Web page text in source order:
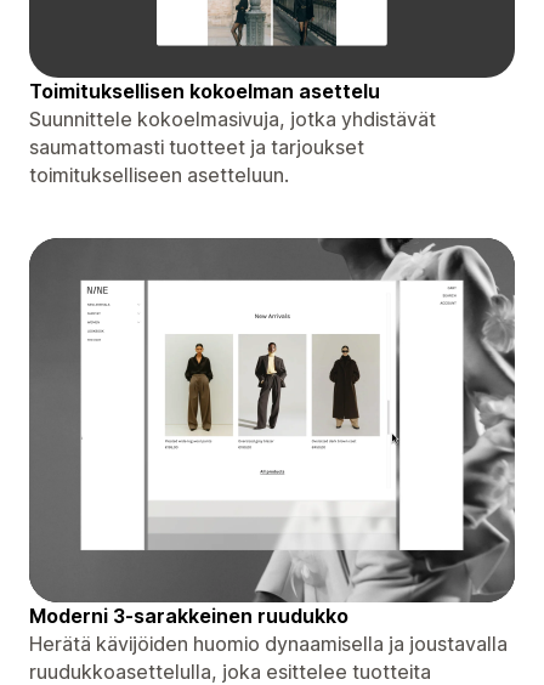
Toimituksellisen kokoelman asettelu
Suunnittele kokoelmasivuja, jotka yhdistävät
saumattomasti tuotteet ja tarjoukset
toimitukselliseen asetteluun.
Moderni 3-sarakkeinen ruudukko
Herätä kävijöiden huomio dynaamisella ja joustavalla
ruudukkoasettelulla, joka esittelee tuotteita